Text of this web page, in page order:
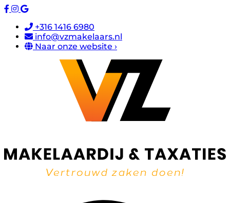
+316 1416 6980
info@vzmakelaars.nl
Naar onze website ›